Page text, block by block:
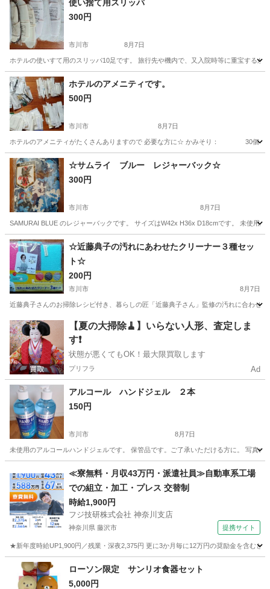
使い捨て用スリッパ
300円
市川市 8月7日
ホテルの使いすて用のスリッパ10足です。 旅行先や機内で、又入院時等に重宝する
千葉 市川市
ホテルのアメニティです。
500円
市川市 8月7日
ホテルのアメニティがたくさんありますので 必要な方に☆ かみそり： 30個
千葉 市川市 その他 アメニティ
☆サムライ ブルー レジャーバック☆
300円
市川市 8月7日
SAMURAI BLUE のレジャーバックです。 サイズはW42x H36x D18cmです。 未使用
千葉 市川市 生活雑貨 ブルー
☆近藤典子の汚れにあわせたクリーナー３種セッ
ト☆
200円
市川市 8月7日
近藤典子さんのお掃除レシピ付き、暮らしの匠「近藤典子さん」監修の汚れに合わせ
千葉 市川市 その他 クリーナー
【夏の大掃除🧹】いらない人形、査定しま
す❗️
状態が悪くてもOK！最大限買取します
プリフラ Ad
アルコール ハンドジェル ２本
150円
市川市 8月7日
未使用のアルコールハンドジェルです。 保管品です。ご了承いただける方に。 写真
その他 ハンドジェル
≪寮無料・月収43万円・派遣社員≫自動車系工場
での組立・加工・プレス 交替制
時給1,900円
フジ技研株式会社 神奈川支店
神奈川県 藤沢市 提携サイト
★新年度時給UP1,900円／残業・深夜2,375円 更に3か月毎に12万円の奨励金を含む
神奈川 藤沢市 その他
ローソン限定 サンリオ食器セット
5,000円